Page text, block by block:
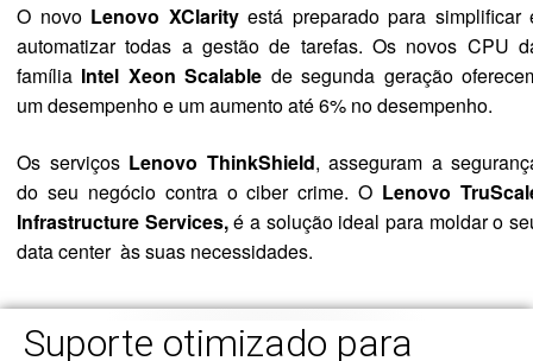
O novo Lenovo XClarityestá preparado para simplificar
automatizar todas a gestão de tarefas. Os novos CPU
família Intel Xeon Scalable de segunda geração
um desempenho e um aumento até 6% no desempenho.
Os serviços Lenovo ThinkShield, asseguram a
do seu negócio contra o ciber crime. O Lenovo
Infrastructure Services,é a solução ideal para moldar o
data center às suas necessidades.
Suporte otimizado para